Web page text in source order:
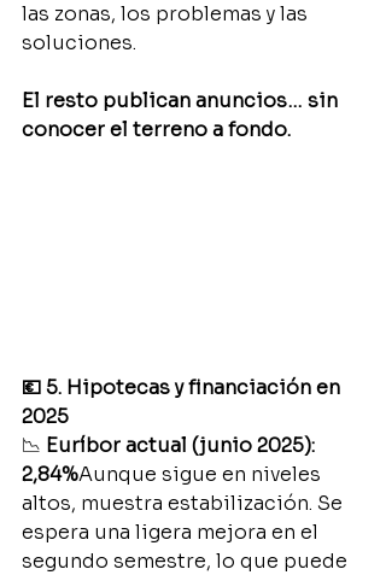
las zonas, los problemas y las
soluciones.
El resto publican anuncios… sin
conocer el terreno a fondo.
💶 5. Hipotecas y financiación en
2025
📉 Euríbor actual (junio 2025):
2,84%Aunque sigue en niveles
altos, muestra estabilización. Se
espera una ligera mejora en el
segundo semestre, lo que puede